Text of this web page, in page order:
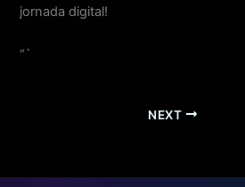
jornada digital!
“`
NEXT